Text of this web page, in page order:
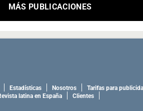
MÁS PUBLICACIONES
Estadísticas Nosotros Tarifas para
latina en España
Clientes